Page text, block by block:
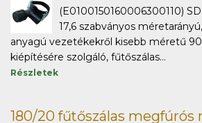
(E0100150160006300110)
17,6 szabványos
anyagú vezetékekről kisebb méretű
kiépítésére szolgáló, fűtőszálas...
Részletek
180/20 fűtőszálas